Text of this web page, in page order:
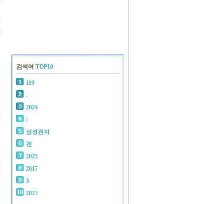
검색어 TOP10
119
.
2024
/
삼성전자
천
2025
2017
3
2023